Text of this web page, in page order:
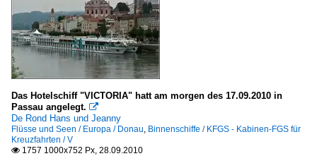
Das Hotelschiff "VICTORIA" hatt am morgen des 17.09.2010 in
Passau angelegt. 
De Rond Hans und Jeanny
Flüsse und Seen / Europa / Donau, Binnenschiffe / KFGS - Kabinen-FGS für
Kreuzfahrten / V
 1757 1000x752 Px, 28.09.2010